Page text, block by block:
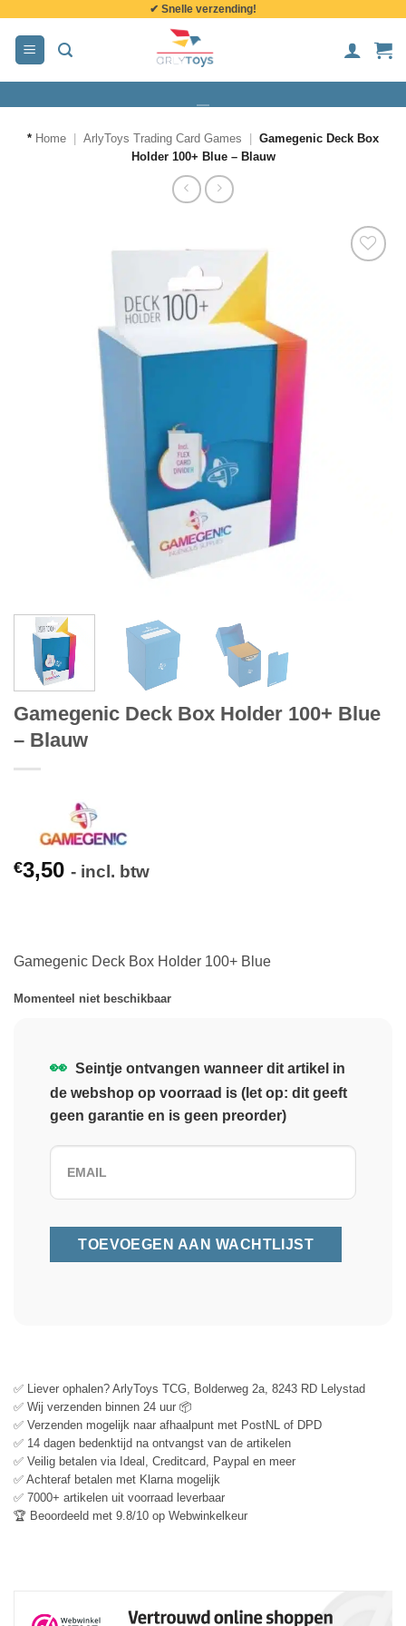
inhoud
✔ Snelle verzending!
* Home ArlyToys Trading Card Games
Gamegenic Deck Box
Holder 100+ Blue – Blauw
Gamegenic Deck Box Holder 100+ Blue
– Blauw
€3,50 - incl. btw
Gamegenic Deck Box Holder 100+ Blue
Momenteel niet beschikbaar
👀 Seintje ontvangen wanneer dit artikel in
de webshop op voorraad is (let op: dit geeft
geen garantie en is geen preorder)
✅ Liever ophalen? ArlyToys TCG, Bolderweg 2a, 8243 RD Lelystad
✅ Wij verzenden binnen 24 uur 📦
✅ Verzenden mogelijk naar afhaalpunt met PostNL of DPD
✅ 14 dagen bedenktijd na ontvangst van de artikelen
✅ Veilig betalen via Ideal, Creditcard, Paypal en meer
✅ Achteraf betalen met Klarna mogelijk
✅ 7000+ artikelen uit voorraad leverbaar
🏆 Beoordeeld met 9.8/10 op Webwinkelkeur